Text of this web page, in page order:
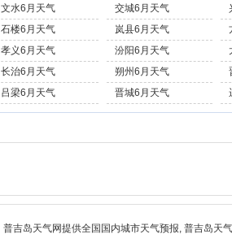
文水6月天气 交城6月天气
石楼6月天气 岚县6月天气
孝义6月天气 汾阳6月天气
长治6月天气 朔州6月天气
吕梁6月天气 晋城6月天气
普吉岛天气网提供全国国内城市天气预报, 普吉岛天